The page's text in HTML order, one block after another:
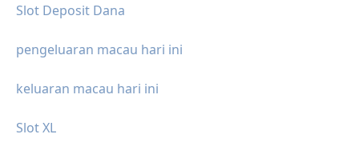
Slot Deposit Dana
pengeluaran macau hari ini
keluaran macau hari ini
Slot XL